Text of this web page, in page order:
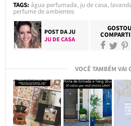
TAGS: água perfumada, ju de casa,
perfume de ambientes
POST DAJU
JU DE CASA
VOCÊ TAMBÉM VAI